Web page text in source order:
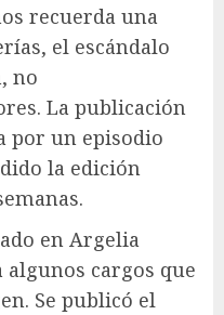
recuerda una
el escándalo
no
La publicación
por un episodio
la edición
en Argelia
cargos que
Se publicó el